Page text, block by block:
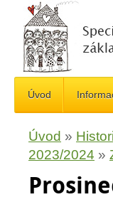
Úvod
Úvod »
2023/2024 »